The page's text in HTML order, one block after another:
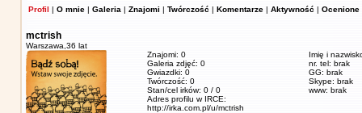
Profil | O mnie | Galeria | Znajomi | Twórczość | Komentarze | Aktywność | Ocenione
mctrish
Warszawa, 36 lat
Znajomi: 0
Galeria zdjęć: 0
Gwiazdki: 0
Twórczość: 0
Stan/cel irków: 0 / 0
Adres profilu w IRCE:
http://irka.com.pl/u/mctrish
Imię i
nr. tel: brak
GG: brak
Skype: brak
www: brak